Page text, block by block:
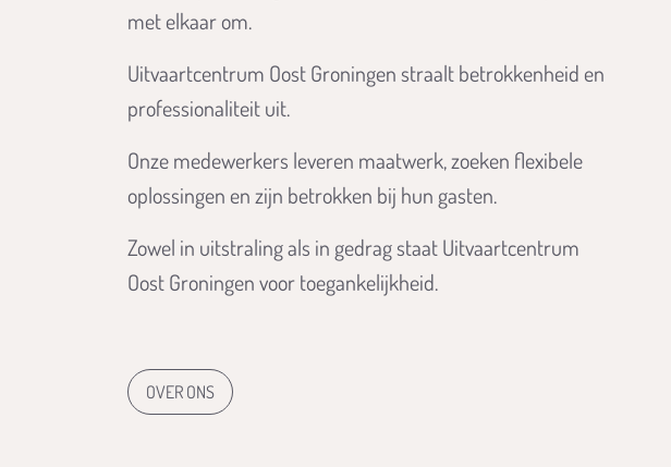
met elkaar om.
Uitvaartcentrum Oost Groningen straalt betrokkenheid en
professionaliteit uit.
Onze medewerkers leveren maatwerk, zoeken flexibele
oplossingen en zijn betrokken bij hun gasten.
Zowel in uitstraling als in gedrag staat Uitvaartcentrum
Oost Groningen voor toegankelijkheid.
OVER ONS